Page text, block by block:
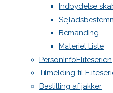
Indbydelse
Bemanding
Materiel Liste
PersonInfoEliteserien
Tilmelding til
Bestilling af jakker
Din e-
mailadresse
vil ikke
blive
publiceret.
Krævede
felter er